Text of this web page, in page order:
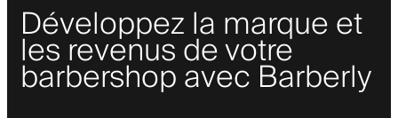
Développez la marque et
les revenus de votre
barbershop avec Barberly